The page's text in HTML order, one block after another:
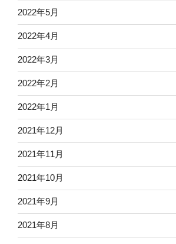
2022年5月
2022年4月
2022年3月
2022年2月
2022年1月
2021年12月
2021年11月
2021年10月
2021年9月
2021年8月